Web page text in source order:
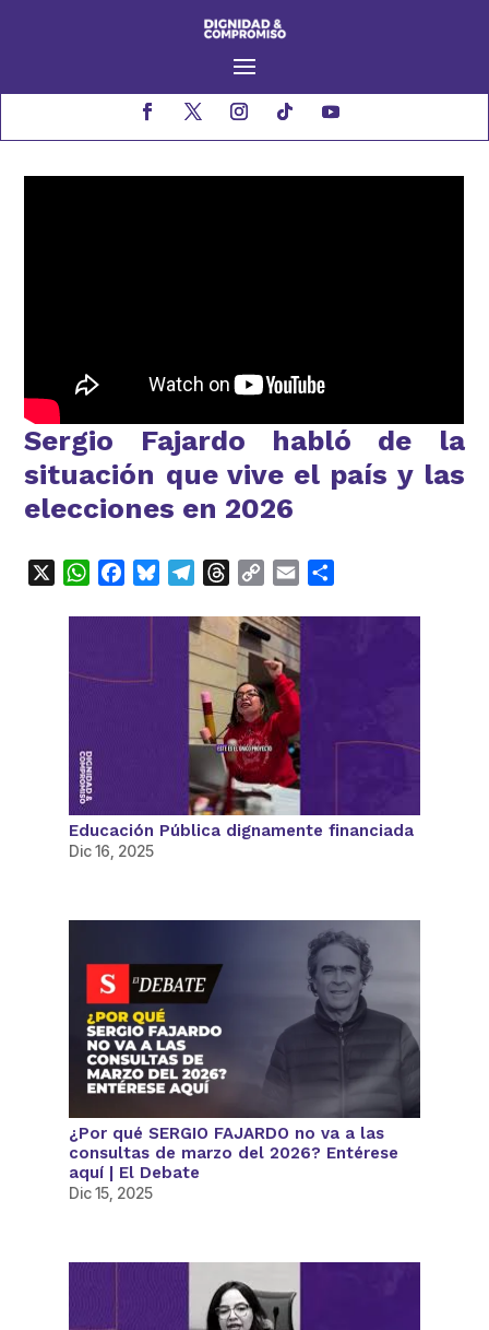
Sergio Fajardo habló de la
situación que vive el país y las
elecciones en 2026
WhatsApp
FacebookBlueskyTelegramThreads
Copy Email
Educación Pública dignamente financiada
Dic 16, 2025
¿Por qué SERGIO FAJARDO no va a las
consultas de marzo del 2026? Entérese
aquí | El Debate
Dic 15, 2025